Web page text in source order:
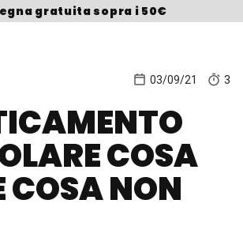
gratuita sopra i 50€
03/09/21 3
COSA
COSA NON